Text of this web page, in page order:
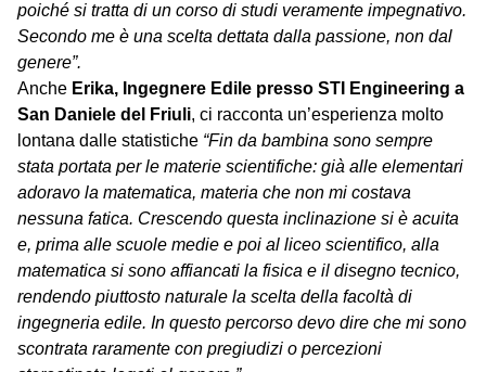
poiché si tratta di un corso di studi veramente impegnativo.
Secondo me è una scelta dettata dalla passione, non dal
genere”.
Anche Erika, Ingegnere Edile presso STI Engineering a
San Daniele del Friuli, ci racconta un’esperienza molto
lontana dalle statistiche “Fin da bambina sono sempre
stata portata per le materie scientifiche: già alle elementari
adoravo la matematica, materia che non mi costava
nessuna fatica. Crescendo questa inclinazione si è acuita
e, prima alle scuole medie e poi al liceo scientifico, alla
matematica si sono affiancati la fisica e il disegno tecnico,
rendendo piuttosto naturale la scelta della facoltà di
ingegneria edile. In questo percorso devo dire che mi sono
scontrata raramente con pregiudizi o percezioni